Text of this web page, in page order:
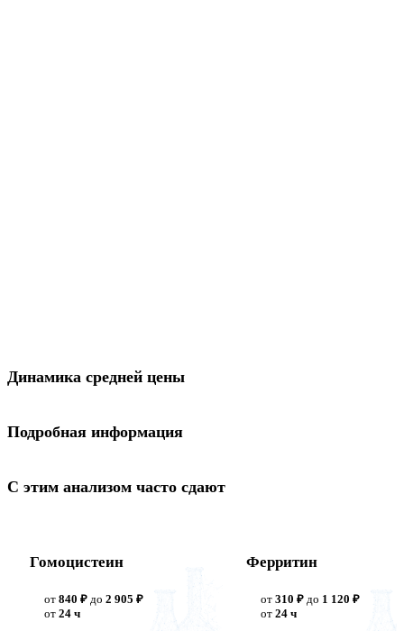
Динамика средней цены
Подробная информация
С этим анализом часто сдают
Гомоцистеин
от 840 ₽ до 2 905 ₽
от 24 ч
Ферритин
от 310 ₽ до 1 120 ₽
от 24 ч